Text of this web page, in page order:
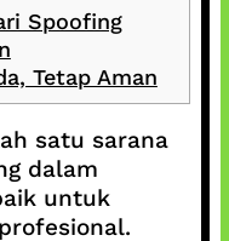
Spoofing
Tetap Aman
satu sarana
dalam
untuk